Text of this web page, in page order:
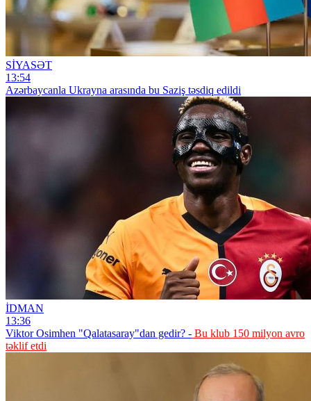
SİYASƏT
13:54
Azərbaycanla Ukrayna arasında bu Saziş təsdiq edildi
İDMAN
13:36
Viktor Osimhen "Qalatasaray"dan gedir? - Bu klub 150 milyon avro
təklif etdi